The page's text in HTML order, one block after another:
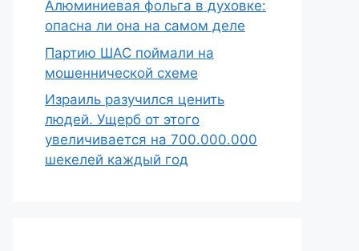
Алюминиевая фольга в духовке:
опасна ли она на самом деле
Партию ШАС поймали на
мошеннической схеме
Израиль разучился ценить
людей. Ущерб от этого
увеличивается на 700.000.000
шекелей каждый год